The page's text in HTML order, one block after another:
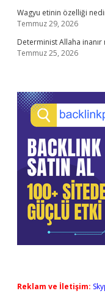
Wagyu etinin özelliği
Temmuz 29, 2026
Determinist Allaha inanır
Temmuz 25, 2026
Reklam ve İletişim: